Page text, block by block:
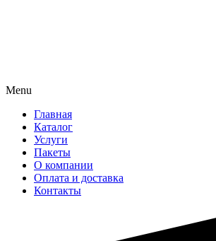
Menu
Главная
Каталог
Услуги
Пакеты
О компании
Оплата и доставка
Контакты